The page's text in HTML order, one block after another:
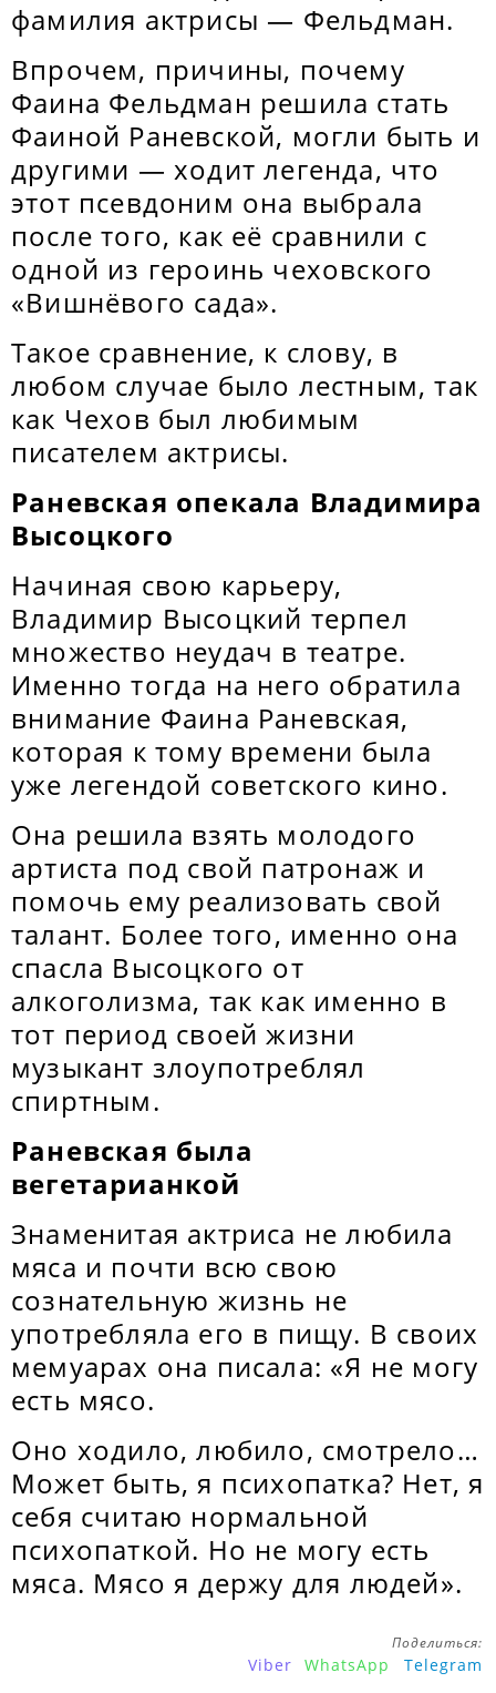
фамилия актрисы — Фельдман.
Впрочем, причины, почему
Фаина Фельдман решила стать
Фаиной Раневской, могли быть и
другими — ходит легенда, что
этот псевдоним она выбрала
после того, как её сравнили с
одной из героинь чеховского
«Вишнёвого сада».
Такое сравнение, к слову, в
любом случае было лестным, так
как Чехов был любимым
писателем актрисы.
Раневская опекала Владимира
Высоцкого
Начиная свою карьеру,
Владимир Высоцкий терпел
множество неудач в театре.
Именно тогда на него обратила
внимание Фаина Раневская,
которая к тому времени была
уже легендой советского кино.
Она решила взять молодого
артиста под свой патронаж и
помочь ему реализовать свой
талант. Более того, именно она
спасла Высоцкого от
алкоголизма, так как именно в
тот период своей жизни
музыкант злоупотреблял
спиртным.
Раневская была
вегетарианкой
Знаменитая актриса не любила
мяса и почти всю свою
сознательную жизнь не
употребляла его в пищу. В своих
мемуарах она писала: «Я не могу
есть мясо.
Оно ходило, любило, смотрело…
Может быть, я психопатка? Нет, я
себя считаю нормальной
психопаткой. Но не могу есть
мяса. Мясо я держу для людей».
Поделиться:
Viber WhatsApp Telegram